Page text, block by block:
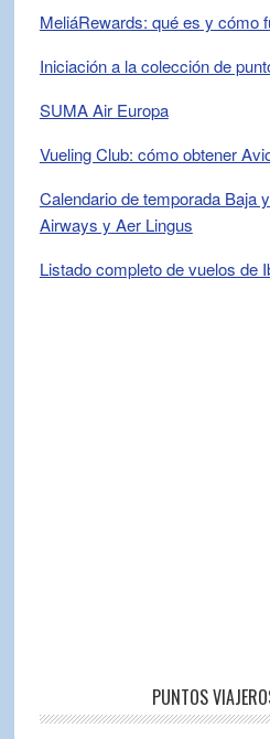
MeliáRewards: qué es y cómo
Iniciación a la colección de
SUMA Air Europa
Vueling Club: cómo obtener
Calendario de temporada Baja
Airways y Aer Lingus
Listado completo de vuelos de
PUNTOS